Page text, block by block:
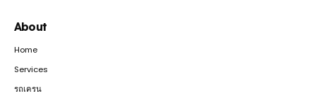
About
Home
Services
รถเครน